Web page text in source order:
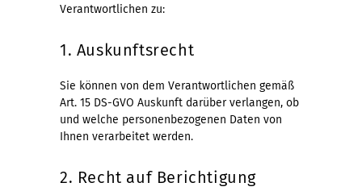
Verantwortlichen zu:
1. Auskunftsrecht
Sie können von dem Verantwortlichen gemäß
Art. 15 DS-GVO Auskunft darüber verlangen, ob
und welche personenbezogenen Daten von
Ihnen verarbeitet werden.
2. Recht auf Berichtigung